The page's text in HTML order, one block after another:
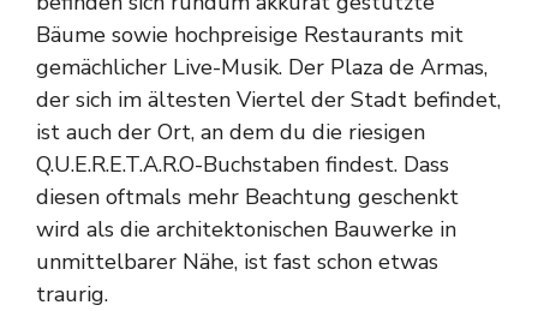
Bäume sowie hochpreisige Restaurants mit
gemächlicher Live-Musik. Der Plaza de Armas,
der sich im ältesten Viertel der Stadt befindet,
ist auch der Ort, an dem du die riesigen
Q.U.E.R.E.T.A.R.O-Buchstaben findest. Dass
diesen oftmals mehr Beachtung geschenkt
wird als die architektonischen Bauwerke in
unmittelbarer Nähe, ist fast schon etwas
traurig.